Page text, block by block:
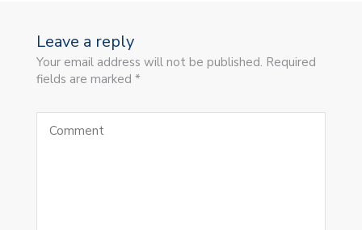
Leave a reply
Your email address will not be published. Required
fields are marked *